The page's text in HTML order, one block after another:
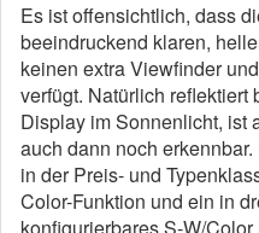
Es ist offensichtlich, dass
beeindruckend klaren,
keinen extra Viewfinder
verfügt. Natürlich
Display im Sonnenlicht, ist
auch dann noch
in der Preis- und
Color-Funktion und ein in